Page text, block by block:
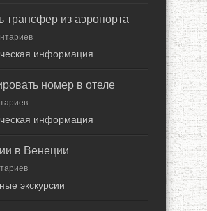
трансфер из аэропорта
информация
номер в отеле
информация
в Венеции
экскурсии